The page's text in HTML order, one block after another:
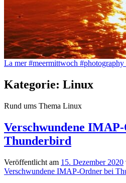
La mer #meermittwoch #photography
Kategorie: Linux
Rund ums Thema Linux
Verschwundene
Thunderbird
Veröffentlicht am 15. Dezember 2020
Verschwundene IMAP-Ordner bei